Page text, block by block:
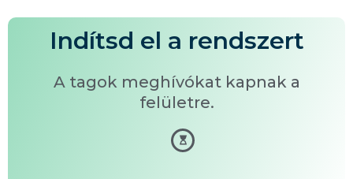
Indítsd el a rendszert
A tagok meghívókat kapnak a
felületre.